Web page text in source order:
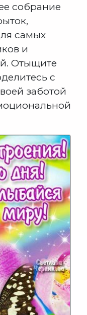
собрание
самых
и
Отыщите
с
заботой